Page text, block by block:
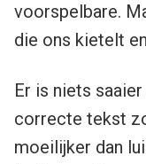
voorspelbare.
die ons kietelt
Er is niets
correcte tekst
moeilijker dan